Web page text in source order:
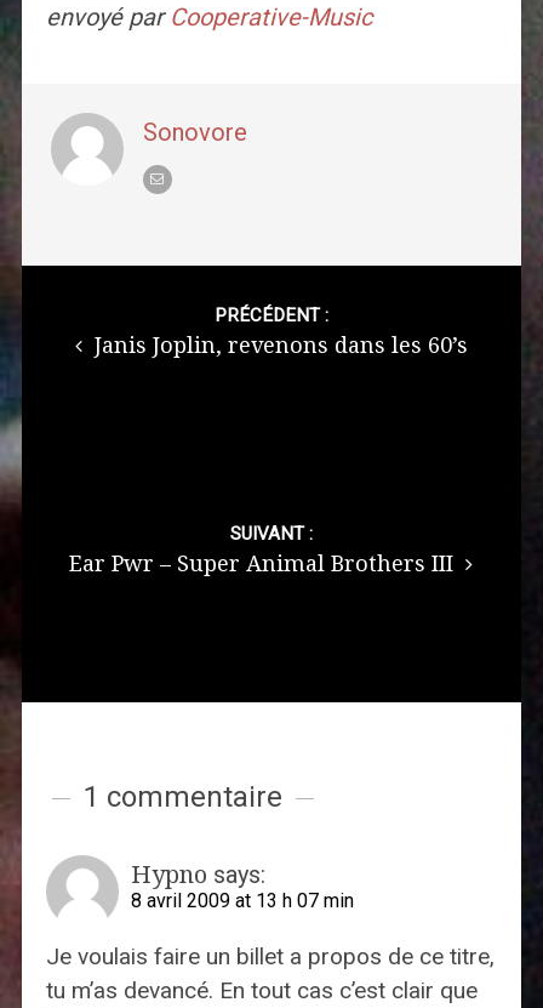
envoyé par Cooperative-Music
Sonovore
PRÉCÉDENT :
Janis Joplin, revenons dans les 60’s
SUIVANT :
Ear Pwr – Super Animal Brothers III
1 commentaire
Hypno says:
8 avril 2009 at 13 h 07 min
Je voulais faire un billet a propos de ce titre,
tu m’as devancé. En tout cas c’est clair que